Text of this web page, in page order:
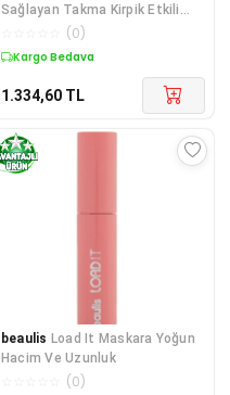
Sağlayan Takma Kirpik Etkili
Maskara 4D Mascara
(0)
Kargo Bedava
1.334,60 TL
beaulis Load It Maskara Yoğun
Hacim Ve Uzunluk
(0)